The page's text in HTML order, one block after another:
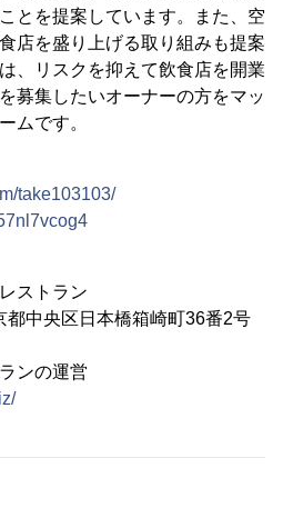
とを提案しています。また、空
店を盛り上げる取り組みも提案
、リスクを抑えて飲食店を開業
募集したいオーナーの方をマッ
ムです。
take103103/
ストラン
都中央区日本橋箱崎町36番2号
ンの運営